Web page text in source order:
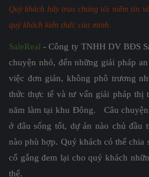
Quý khách hãy trao chúng tôi niềm tin
quý khách kiến thức của mình.
SaleReal - Công ty TNHH DV BĐS
chuyện nhỏ, đến những giải pháp
việc đơn giản, không phô trương
thức thực tế và tư vấn giải pháp thị
năm làm tại khu Đông. Câu
ở đâu sống tốt, dự án nào chủ đầu
nào phù hợp. Quý khách có thể chia
cố gắng đem lại cho quý khách
thể.